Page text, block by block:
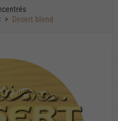
Desert blend